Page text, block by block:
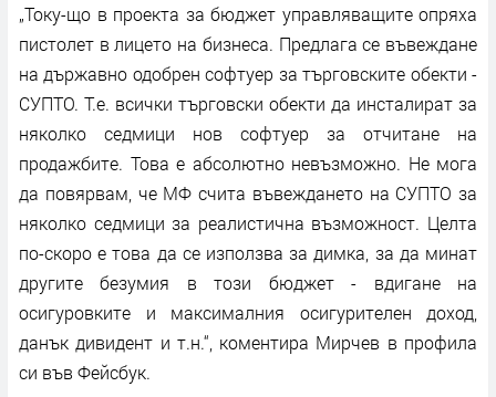
„Току-що в проекта за бюджет управляващите опряха
пистолет в лицето на бизнеса. Предлага се въвеждане
на държавно одобрен софтуер за търговските обекти -
СУПТО. Т.е. всички търговски обекти да инсталират за
няколко седмици нов софтуер за отчитане на
продажбите. Това е абсолютно невъзможно. Не мога
да повярвам, че МФ счита въвеждането на СУПТО за
няколко седмици за реалистична възможност. Целта
по-скоро е това да се използва за димка, за да минат
другите безумия в този бюджет - вдигане на
осигуровките и максималния осигурителен доход,
данък дивидент и т.н.“, коментира Мирчев в профила
си във Фейсбук.